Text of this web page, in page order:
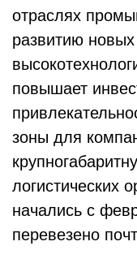
отраслях
развитию
повышает
зоны для
логистических
начались с
перевезено